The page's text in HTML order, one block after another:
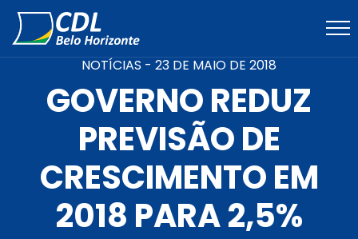
NOTÍCIAS - 23 DE MAIO DE 2018
GOVERNO REDUZ
PREVISÃO DE
CRESCIMENTO EM
2018 PARA 2,5%